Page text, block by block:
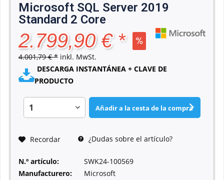
Microsoft SQL Server 2019
Standard 2 Core
2.799,90 € *
4.001,79 € * inkl. MwSt.
DESCARGA INSTANTÁNEA + CLAVE DE
PRODUCTO
Añadir a la cesta de la compra
Recordar ¿Dudas sobre el artículo?
N.º artículo:
SWK24-100569
Manufacturero:
Microsoft